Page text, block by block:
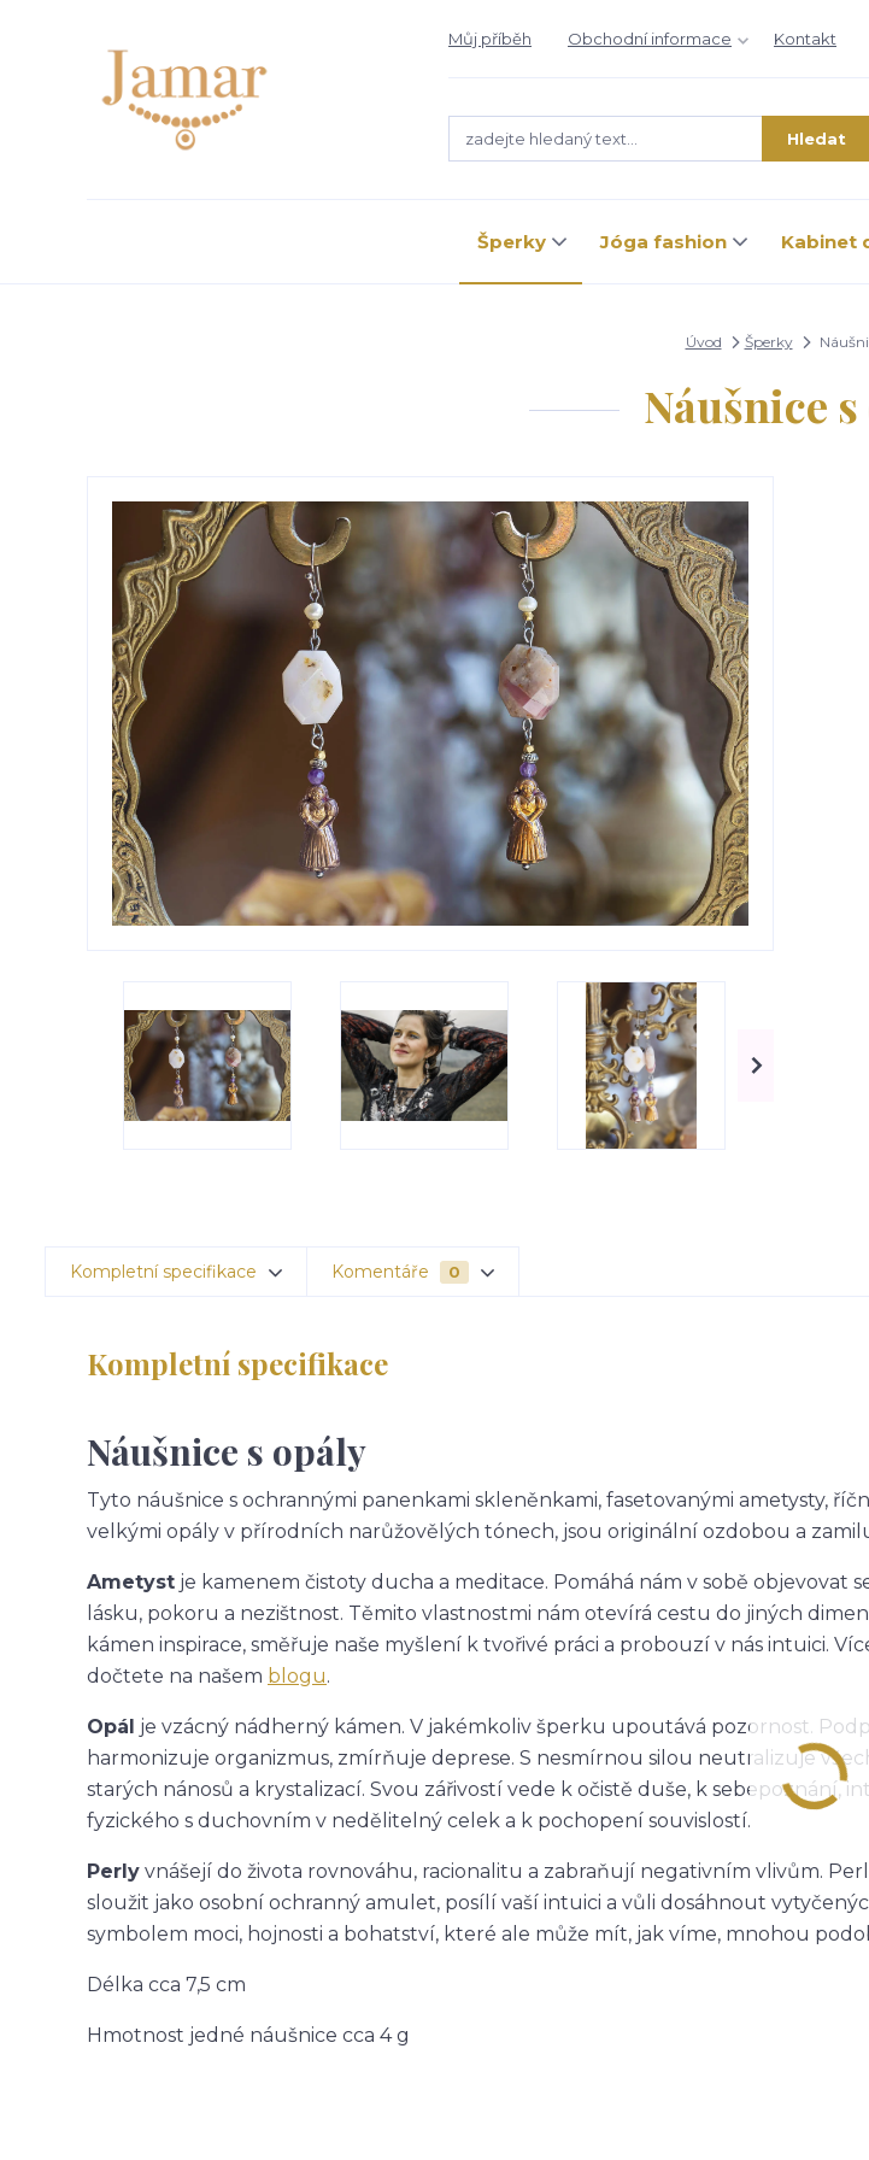
Můj příběh Obchodní informace Kontakt
Hledat
Šperky Jóga fashion Kabinet
Úvod Šperky
Náušnice
Kompletní specifikace Komentáře 0
Kompletní specifikace
Náušnice s opály
Tyto náušnice s ochrannými panenkami skleněnkami, fasetovanými ametysty,
velkými opály v přírodních narůžovělých tónech, jsou originální ozdobou a
Ametyst je kamenem čistoty ducha a meditace. Pomáhá nám v sobě objevovat
lásku, pokoru a nezištnost. Těmito vlastnostmi nám otevírá cestu do jiných
kámen inspirace, směřuje naše myšlení k tvořivé práci a probouzí v nás intuici.
dočtete na našem blogu.
Opál je vzácný nádherný kámen. V jakémkoliv šperku upoutává pozornost.
harmonizuje organizmus, zmírňuje deprese. S nesmírnou silou neutralizuje
starých nánosů a krystalizací. Svou zářivostí vede k očistě duše, k sebepoznání,
fyzického s duchovním v nedělitelný celek a k pochopení souvislostí.
Perly vnášejí do života rovnováhu, racionalitu a zabraňují negativním vlivům.
sloužit jako osobní ochranný amulet, posílí vaší intuici a vůli dosáhnout
symbolem moci, hojnosti a bohatství, které ale může mít, jak víme, mnohou
Délka cca 7,5 cm
Hmotnost jedné náušnice cca 4 g